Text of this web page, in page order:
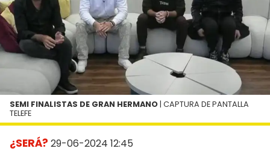
¿SERÁ? 29-06-2024 12:45
SEMI FINALISTAS DE GRAN HERMANO | CAPTURA DE PANTALLA
TELEFE